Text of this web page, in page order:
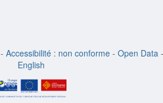
- Accessibilité : non conforme - Open Data -
English